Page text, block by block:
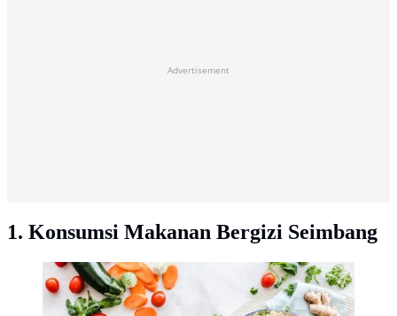
Advertisement
1. Konsumsi Makanan Bergizi Seimbang
Komposisi gizi makanan yang tidak seimbang sering
membuat rasa lapar tidak tahan lama/copyright
pexels/Ella Olsson